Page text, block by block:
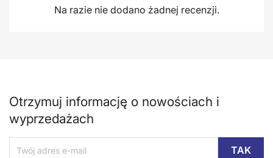
Na razie nie dodano żadnej recenzji.
Otrzymuj informację o nowościach i
wyprzedażach